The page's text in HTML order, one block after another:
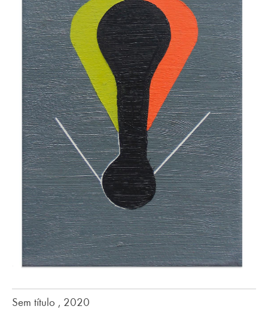
Sem título , 2020